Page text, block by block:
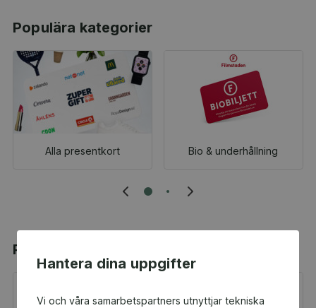
Hantera dina uppgifter
Vi och våra samarbetspartners utnyttjar tekniska
Populära kategorier
Alla presentkort Bio & underhållning
Populära produkter